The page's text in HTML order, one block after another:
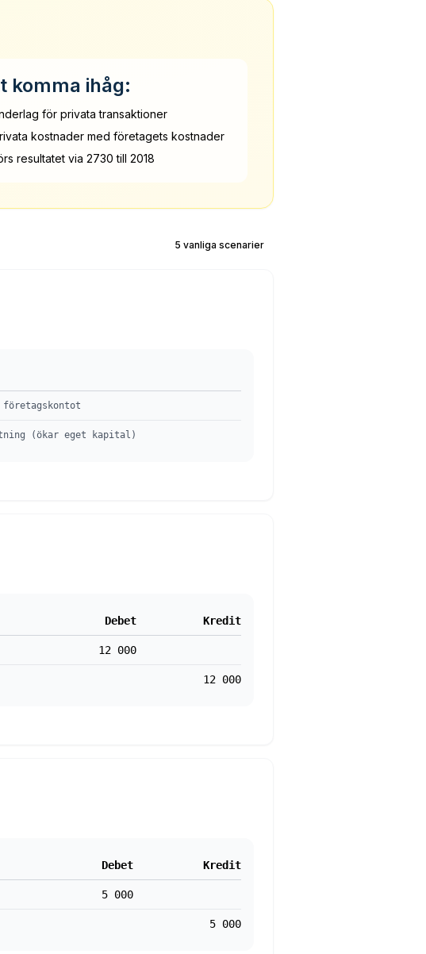
komma ihåg:
för privata transaktioner
kostnader med företagets kostnader
resultatet via 2730 till 2018
5 vanliga scenarier
företagskontot
(ökar eget kapital)
Debet Kredit
12 000
12 000
Debet Kredit
5 000
5 000